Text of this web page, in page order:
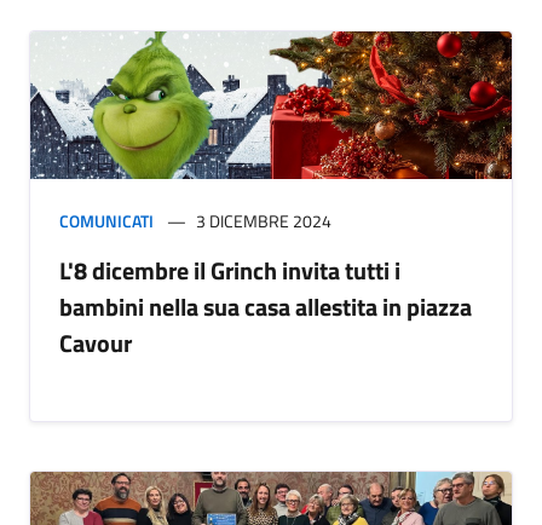
COMUNICATI 3 DICEMBRE 2024
L'8 dicembre il Grinch invita tutti i
bambini nella sua casa allestita in piazza
Cavour